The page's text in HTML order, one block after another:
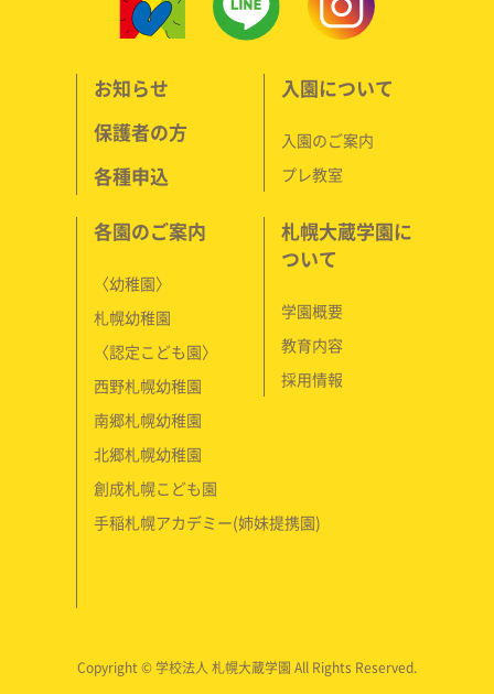
お知らせ
保護者の方
各種申込
各園のご案内
〈幼稚園〉
札幌幼稚園
〈認定こども園〉
西野札幌幼稚園
南郷札幌幼稚園
北郷札幌幼稚園
創成札幌こども園
手稲札幌アカデミー(姉妹提携園)
入園について
入園のご案内
プレ教室
札幌大蔵学園に
ついて
学園概要
教育内容
採用情報
Copyright © 学校法人 札幌大蔵学園 All Rights Reserved.